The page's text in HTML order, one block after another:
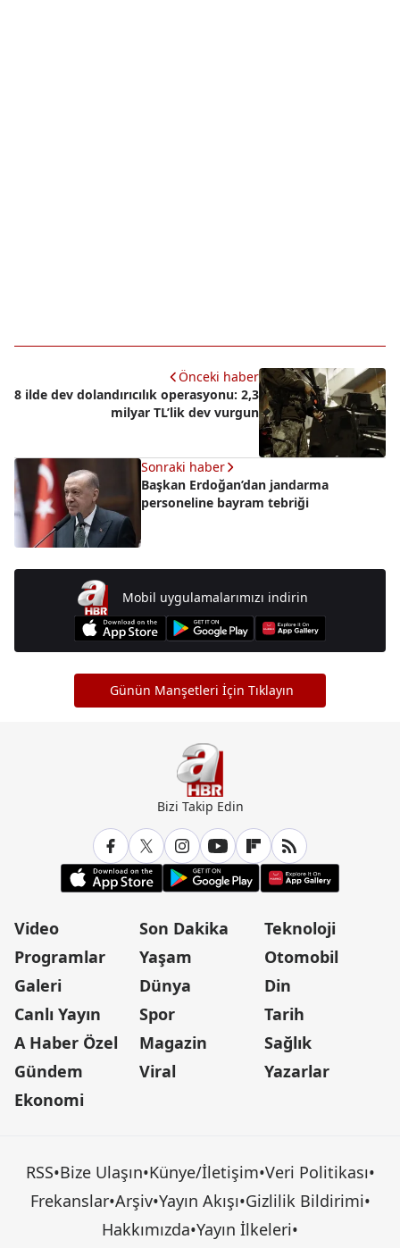
Önceki haber
8 ilde dev dolandırıcılık operasyonu: 2,3
milyar TL’lik dev vurgun
Sonraki haber
Başkan Erdoğan’dan jandarma
personeline bayram tebriği
Mobil uygulamalarımızı indirin
Günün Manşetleri İçin Tıklayın
Bizi Takip Edin
Video
Programlar
Galeri
Canlı Yayın
A Haber Özel
Gündem
Ekonomi
Son Dakika
Yaşam
Dünya
Spor
Magazin
Viral
Teknoloji
Otomobil
Din
Tarih
Sağlık
Yazarlar
RSS•Bize Ulaşın•Künye/İletişim•Veri Politikası•
Frekanslar•Arşiv•Yayın Akışı•Gizlilik Bildirimi•
Hakkımızda•Yayın İlkeleri•